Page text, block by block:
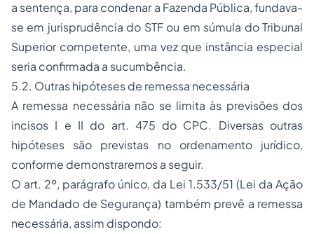
a sentença, para condenar a Fazenda Pública, fundava-
se em jurisprudência do STF ou em súmula do Tribunal
Superior competente, uma vez que instância especial
seria confirmada a sucumbência.
5.2. Outras hipóteses de remessa necessária
A remessa necessária não se limita às previsões dos
incisos I e II do art. 475 do CPC. Diversas outras
hipóteses são previstas no ordenamento jurídico,
conforme demonstraremos a seguir.
O art. 2º, parágrafo único, da Lei 1.533/51 (Lei da Ação
de Mandado de Segurança) também prevê a remessa
necessária, assim dispondo: